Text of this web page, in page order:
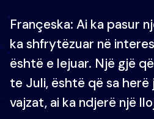
Françeska: Ai ka pasur
ka shfrytëzuar në
është e lejuar. Një gjë
te Juli, është që sa herë
vajzat, ai ka ndjerë një